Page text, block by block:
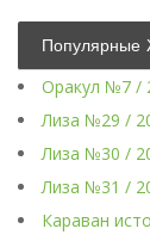
Популярные
Оракул №7 /
Лиза №29 /
Лиза №30 /
Лиза №31 /
Караван